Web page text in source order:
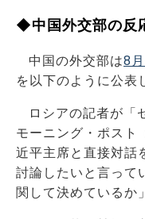
◆中国外交部の反
中国の外交部は8
を以下のように公表
ロシアの記者が「
モーニング・ポスト
近平主席と直接対話
討論したいと言って
関して決めているか